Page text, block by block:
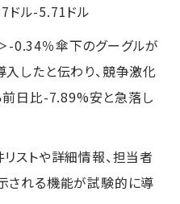
ル-5.71ドル
-0.34％傘下のグーグルが
したと伝わり、競争激化
日比-7.89%安と急落し
ストや詳細情報、担当者
される機能が試験的に導